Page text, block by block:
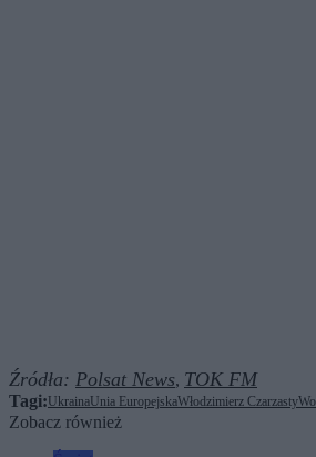
Źródła: Polsat News, TOK FM
Tagi:UkrainaUnia EuropejskaWłodzimierz Czarzasty
Zobacz również